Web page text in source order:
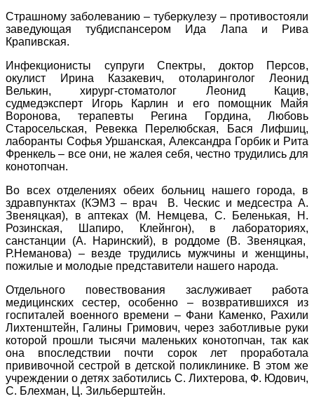
Страшному заболеванию – туберкулезу – противостояли
заведующая тубдиспансером Ида Лапа и Рива
Крапивская.
Инфекционисты супруги Спектры, доктор Персов,
окулист Ирина Казакевич, отоларинголог Леонид
Велькин, хирург-стоматолог Леонид Кацив,
судмедэксперт Игорь Карлин и его помощник Майя
Воронова, терапевты Регина Гордина, Любовь
Старосельская, Ревекка Перелюбская, Бася Лифшиц,
лаборанты Софья Уршанская, Александра Горбик и Рита
Френкель – все они, не жалея себя, честно трудились для
конотопчан.
Во всех отделениях обеих больниц нашего города, в
здравпунктах (КЭМЗ – врач В. Ческис и медсестра А.
Звеняцкая), в аптеках (М. Немцева, С. Беленькая, Н.
Розинская, Шапиро, Клейнгон), в лабораториях,
санстанции (А. Наринский), в роддоме (В. Звеняцкая,
Р.Неманова) – везде трудились мужчины и женщины,
пожилые и молодые представители нашего народа.
Отдельного повествования заслуживает работа
медицинских сестер, особенно – возвратившихся из
госпиталей военного времени – Фани Каменко, Рахили
Лихтенштейн, Галины Гримович, через заботливые руки
которой прошли тысячи маленьких конотопчан, так как
она впоследствии почти сорок лет проработала
прививочной сестрой в детской поликлинике. В этом же
учреждении о детях заботились С. Лихтерова, Ф. Юдович,
С. Блехман, Ц. Зильберштейн.